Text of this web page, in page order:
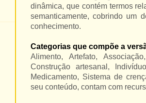
dinâmica, que contém termos
semanticamente, cobrindo um
conhecimento.
Categorias que compõe a
Alimento, Artefato,
Construção artesanal,
Medicamento, Sistema de
seu conteúdo, contam com